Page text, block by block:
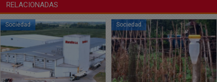
RELACIONADAS
Sociedad Sociedad